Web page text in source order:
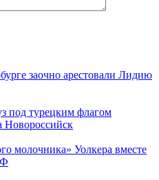
заочно арестовали Лидию
под турецким флагом
Новороссийск
молочника» Уолкера вместе